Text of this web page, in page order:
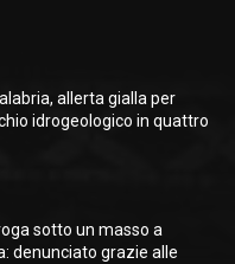
allerta gialla per
idrogeologico in quattro
sotto un masso a
denunciato grazie alle